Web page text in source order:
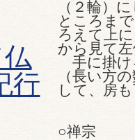
（２輪）
ところま
ろえて上
から見て
手に掛け
（長い方
して、房
○禅宗
行